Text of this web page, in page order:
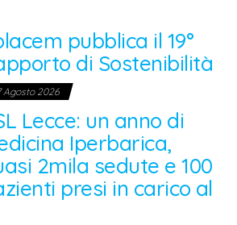
pubblica il 19°
di Sostenibilità
Agosto 2026
Lecce: un anno di
Iperbarica,
2mila sedute e 100
presi in carico al